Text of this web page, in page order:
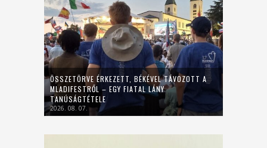
ÖSSZETÖRVE ÉRKEZETT, BÉKÉVEL TÁVOZOTT A
MLADIFESTRŐL – EGY FIATAL LÁNY
TANÚSÁGTÉTELE
2026. 08. 07.